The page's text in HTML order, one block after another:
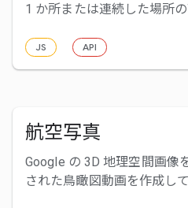
1 か所または連続した場所の
JS API
航空写真
Google の 3D 地理空間画像
された鳥瞰図動画を作成し